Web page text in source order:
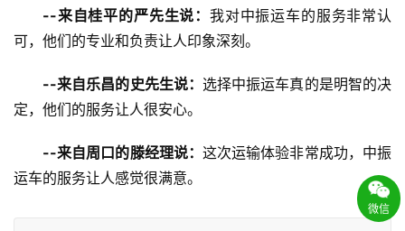
--来自桂平的严先生说： 我对中振运车的服务非常认
可，他们的专业和负责让人印象深刻。
--来自乐昌的史先生说： 选择中振运车真的是明智的决
定，他们的服务让人很安心。
--来自周口的滕经理说： 这次运输体验非常成功，中振
运车的服务让人感觉很满意。
微信